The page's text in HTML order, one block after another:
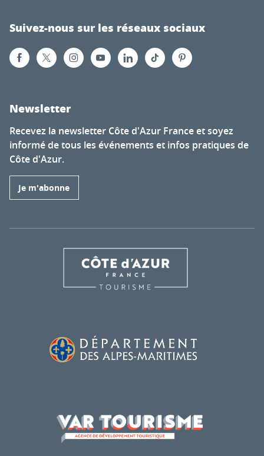
Suivez-nous sur les réseaux sociaux
Newsletter
Recevez la newsletter Côte d'Azur France et soyez
informé de tous les événements et infos pratiques de
Côte d'Azur.
Je m'abonne